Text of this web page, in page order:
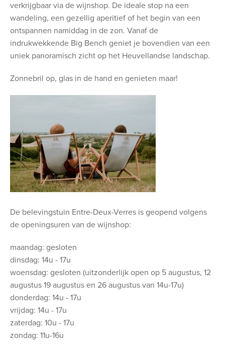
verkrijgbaar via de wijnshop. De ideale stop na een
wandeling, een gezellig aperitief of het begin van een
ontspannen namiddag in de zon. Vanaf de
indrukwekkende Big Bench geniet je bovendien van een
uniek panoramisch zicht op het Heuvellandse landschap.
Zonnebril op, glas in de hand en genieten maar!
De belevingstuin Entre-Deux-Verres is geopend volgens
de openingsuren van de wijnshop:
maandag: gesloten
dinsdag: 14u - 17u
woensdag: gesloten (uitzonderlijk open op 5 augustus, 12
augustus 19 augustus en 26 augustus van 14u-17u)
donderdag: 14u - 17u
vrijdag: 14u - 17u
zaterdag: 10u - 17u
zondag: 11u-16u